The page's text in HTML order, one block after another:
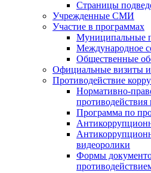
Страницы
Учрежденные СМИ
Участие в программах
Муниципальные
Международное
Общественные
Официальные визиты и
Противодействие
Нормативно-
противодействия
Программа по
видеоролики
Формы